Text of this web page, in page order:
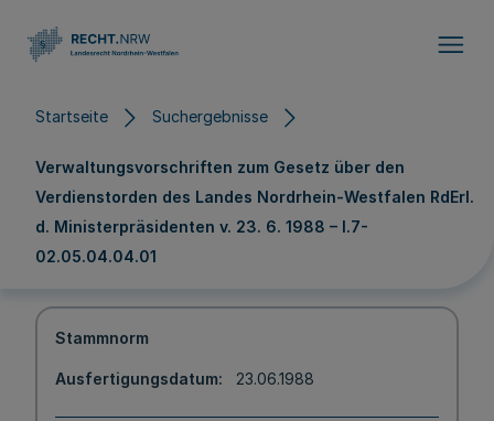
Startseite Suchergebnisse
Verwaltungsvorschriften zum Gesetz über den
Verdienstorden des Landes Nordrhein-Westfalen RdErl.
d. Ministerpräsidenten v. 23. 6. 1988 – I.7-
02.05.04.04.01
Stammnorm
Ausfertigungsdatum 23.06.1988